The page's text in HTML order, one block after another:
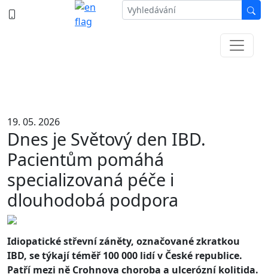
19. 05. 2026
Dnes je Světový den IBD.
Pacientům pomáhá
specializovaná péče i
dlouhodobá podpora
Idiopatické střevní záněty, označované zkratkou
IBD, se týkají téměř 100000 lidí v České republice.
Patří mezi ně Crohnova choroba a ulcerózní kolitida.